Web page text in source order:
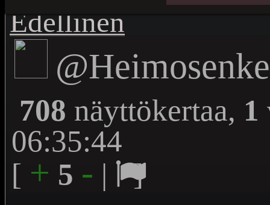
Edellinen
708 näyttökertaa, 1
06:35:44
[ + 5 - | ]